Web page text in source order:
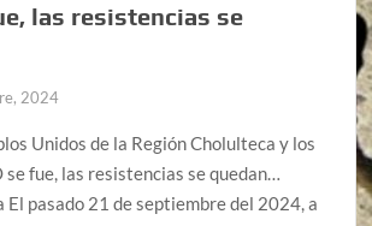
las resistencias se
2024
Unidos de la Región Cholulteca y los
se fue, las resistencias se quedan…
pasado 21 de septiembre del 2024, a